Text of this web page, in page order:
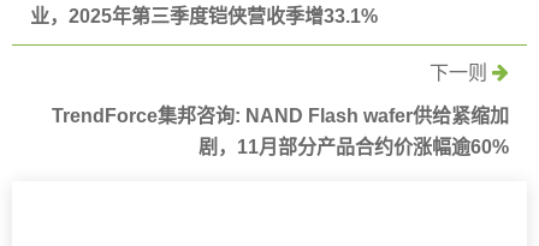
业，2025年第三季度铠侠营收季增33.1%
下一则
TrendForce集邦咨询: NAND Flash wafer供给紧缩加
剧，11月部分产品合约价涨幅逾60%